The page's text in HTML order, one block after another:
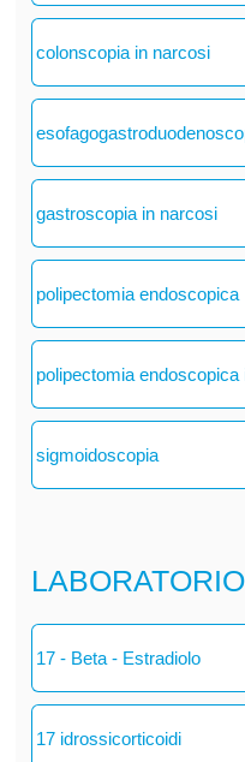
colonscopia in narcosi
gastroscopia in narcosi
polipectomia endoscopica
polipectomia endoscopica
sigmoidoscopia
17 - Beta - Estradiolo
17 idrossicorticoidi